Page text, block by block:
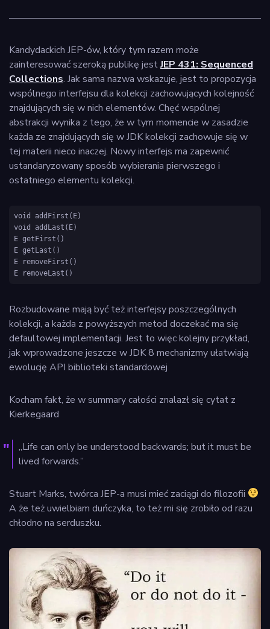
Kandydackich JEP-ów, który tym razem może
zainteresować szeroką publikę jestJEP 431: Sequenced
Collections. Jak sama nazwa wskazuje, jest to propozycja
wspólnego interfejsu dla kolekcji zachowujących kolejność
znajdujących się w nich elementów. Chęć wspólnej
abstrakcji wynika z tego, że w tym momencie w zasadzie
każda ze znajdujących się w JDK kolekcji zachowuje się w
tej materii nieco inaczej. Nowy interfejs ma zapewnić
ustandaryzowany sposób wybierania pierwszego i
ostatniego elementu kolekcji.
void addFirst(E)
void addLast(E)
E getFirst()
E getLast()
E removeFirst()
E removeLast()
Rozbudowane mają być też interfejsy poszczególnych
kolekcji, a każda z powyższych metod doczekać ma się
defaultowej implementacji. Jest to więc kolejny przykład,
jak wprowadzone jeszcze w JDK 8 mechanizmy ułatwiają
ewolucję API biblioteki standardowej
Kocham fakt, że w summary całości znalazł się cytat z
Kierkegaard
„Life can only be understood backwards; but it must be
lived forwards.”
Stuart Marks, twórca JEP-a musi mieć zaciągi do filozofii
A że też uwielbiam duńczyka, to też mi się zrobiło od razu
chłodno na serduszku.